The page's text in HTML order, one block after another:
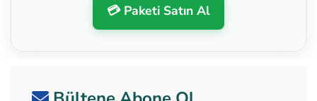
💳 Paketi Satın Al